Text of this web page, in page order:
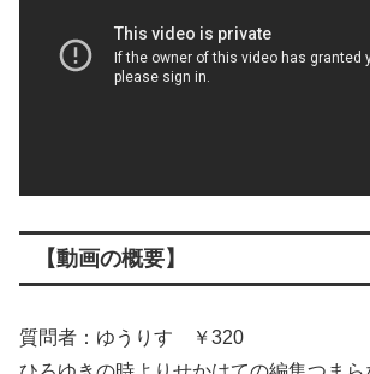
【動画の概要】
質問者：ゆうりす ￥320